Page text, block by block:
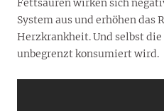
Fettsäuren wirken sich
System aus und erhöhen das
Herzkrankheit. Und selbst
unbegrenzt konsumiert wird.